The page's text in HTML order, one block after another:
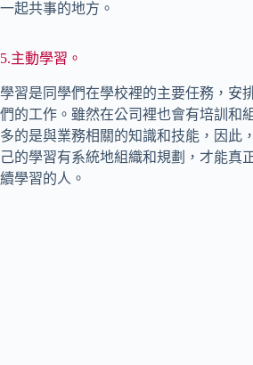
一起共事的地方。
5.主動學習。
學習是同學們在學校裡的主要任務，安
們的工作。雖然在公司裡也會有培訓和
多的是與業務相關的知識和技能，因此
己的學習有系統地組織和規劃，才能真
續學習的人。